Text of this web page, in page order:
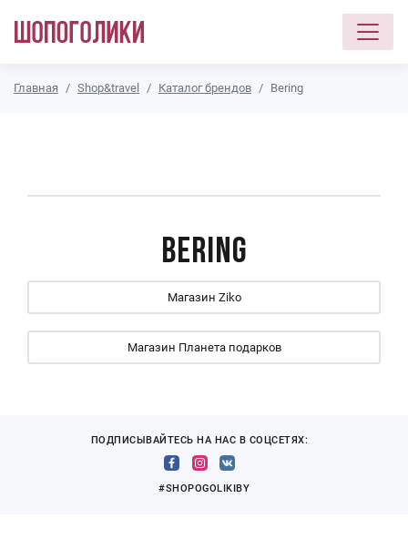
Главная Shop&travel Каталог брендов Bering
Bering
Магазин Ziko
Магазин Планета подарков
ПОДПИСЫВАЙТЕСЬ НА НАС В СОЦСЕТЯХ:
#SHOPOGOLIKIBY